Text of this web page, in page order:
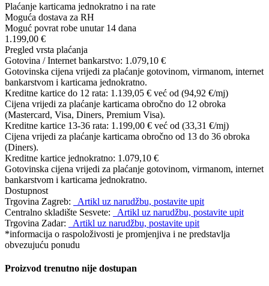
Plaćanje karticama jednokratno i na rate
Moguća dostava za RH
Moguć povrat robe unutar 14 dana
1.199,00 €
Pregled vrsta plaćanja
Gotovina / Internet bankarstvo: 1.079,10 €
Gotovinska cijena vrijedi za plaćanje gotovinom, virmanom, internet
bankarstvom i karticama jednokratno.
Kreditne kartice do 12 rata: 1.139,05 € već od (94,92 €/mj)
Cijena vrijedi za plaćanje karticama obročno do 12 obroka
(Mastercard, Visa, Diners, Premium Visa).
Kreditne kartice 13-36 rata: 1.199,00 € već od (33,31 €/mj)
Cijena vrijedi za plaćanje karticama obročno od 13 do 36 obroka
(Diners).
Kreditne kartice jednokratno: 1.079,10 €
Gotovinska cijena vrijedi za plaćanje gotovinom, virmanom, internet
bankarstvom i karticama jednokratno.
Dostupnost
Trgovina Zagreb:
Artikl uz narudžbu, postavite upit
Centralno skladište Sesvete:
Artikl uz narudžbu, postavite upit
Trgovina Zadar:
Artikl uz narudžbu, postavite upit
*informacija o raspoloživosti je promjenjiva i ne predstavlja
obvezujuću ponudu
Proizvod trenutno nije dostupan